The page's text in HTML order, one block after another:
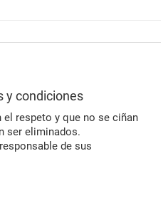
y condiciones
respeto y que no se ciñan
ser eliminados.
de sus